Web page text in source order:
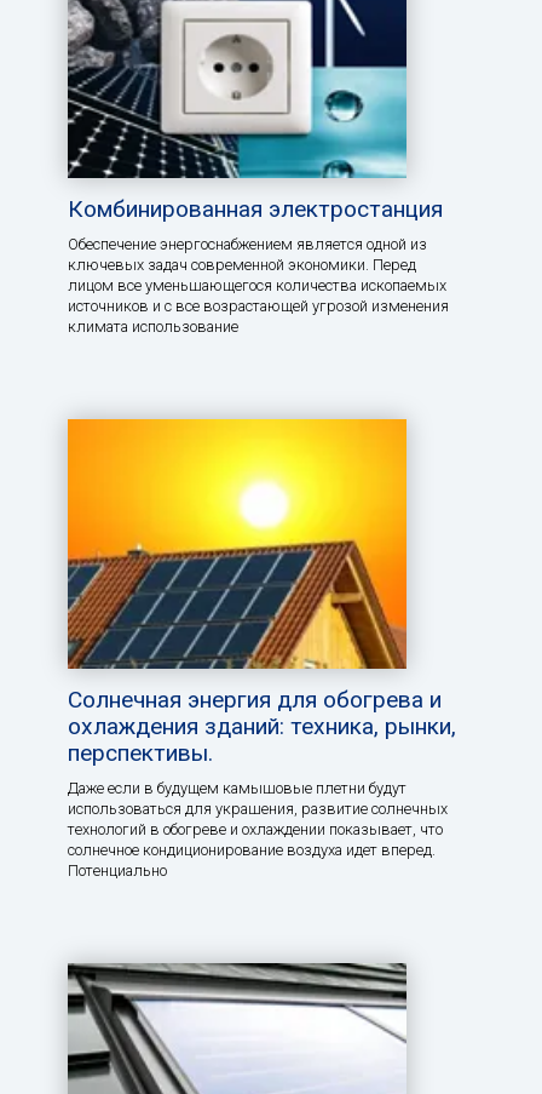
Комбинированная электростанция
Обеспечение энергоснабжением является одной из
ключевых задач современной экономики. Перед
лицом все уменьшающегося количества ископаемых
источников и с все возрастающей угрозой изменения
климата использование
Солнечная энергия для обогрева и
охлаждения зданий: техника, рынки,
перспективы.
Даже если в будущем камышовые плетни будут
использоваться для украшения, развитие солнечных
технологий в обогреве и охлаждении показывает, что
солнечное кондиционирование воздуха идет вперед.
Потенциально